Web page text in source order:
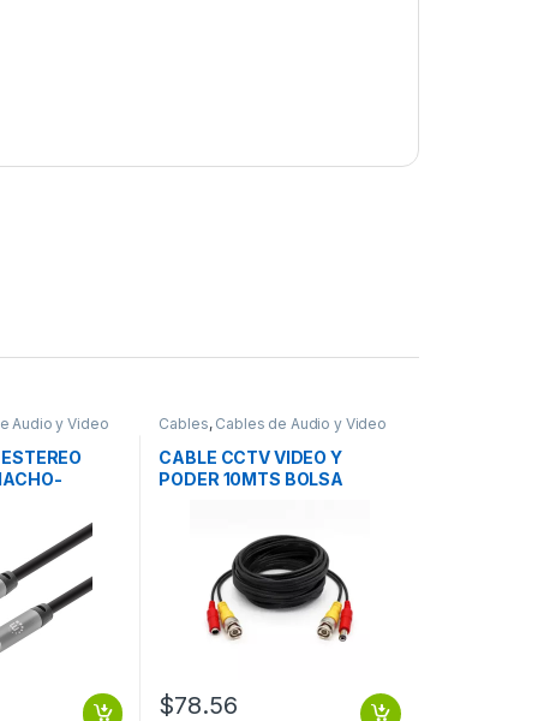
Audio y Video Cables, Cables de Audio y Video
CABLE CCTV VIDEO Y
PODER 10MTS BOLSA
$78.56